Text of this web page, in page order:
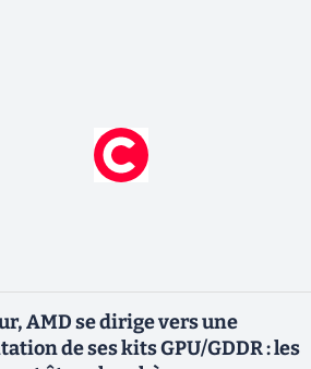
AMD se dirige vers une
de ses kits GPU/GDDR : les